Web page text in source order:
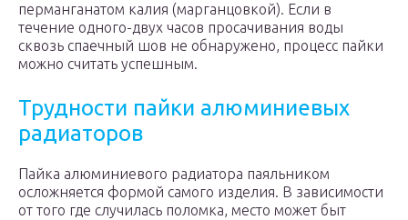
перманганатом калия (марганцовкой). Если в
течение одного-двух часов просачивания воды
сквозь спаечный шов не обнаружено, процесс пайки
можно считать успешным.
Трудности пайки алюминиевых
радиаторов
Пайка алюминиевого радиатора паяльником
осложняется формой самого изделия. В зависимости
от того где случилась поломка, место может быт